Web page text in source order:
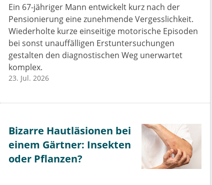
Ein 67-jähriger Mann entwickelt kurz nach der
Pensionierung eine zunehmende Vergesslichkeit.
Wiederholte kurze einseitige motorische Episoden
bei sonst unauffälligen Erstuntersuchungen
gestalten den diagnostischen Weg unerwartet
komplex.
23. Jul. 2026
Bizarre Hautläsionen bei
einem Gärtner: Insekten
oder Pflanzen?